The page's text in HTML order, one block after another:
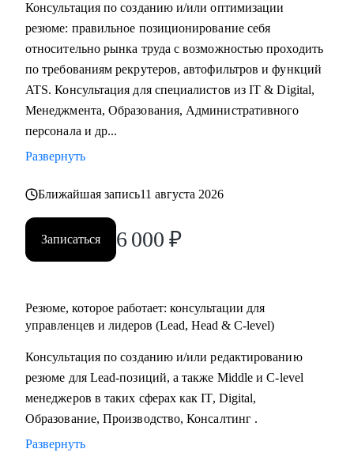
Операционным директором после годового перерыва от
full-time занятости.
• Трижды проходила переквалификацию, имею высшее
медицинское образование, опыт в сфере информационной
безопасности (Wallarm), Edtech (Geekbrains, Яндекс
Практикум, QA Guru) и высшего образования (Сколтех).
• Регулярно прохожу обучение на коротких курсах, чтобы
глубже разбираться в профессиях, по которым
Как я работаю:
клиента,
бренд,
крупных компаний.
Консультация по созданию и/или оптимизации
резюме: правильное позиционирование себя
относительно рынка труда с возможностью проходить
по требованиям рекрутеров, автофильтров и функций
ATS. Консультация для специалистов из IT & Digital,
Менеджмента, Образования, Административного
персонала и др...
Развернуть
Ближайшая запись11 августа 2026
Записаться 6 000 ₽
Резюме, которое работает: консультации для
управленцев и лидеров (Lead, Head & C-level)
Консультация по созданию и/или редактированию
резюме для Lead-позиций, а также Middle и C-level
менеджеров в таких сферах как IT, Digital,
Образование, Производство, Консалтинг .
Развернуть